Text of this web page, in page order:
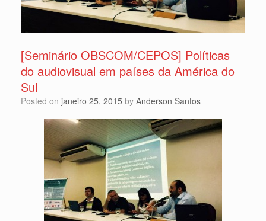
[Seminário OBSCOM/CEPOS] Políticas
do audiovisual em países da América do
Sul
Posted on janeiro 25, 2015 by Anderson Santos